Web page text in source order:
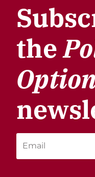
the